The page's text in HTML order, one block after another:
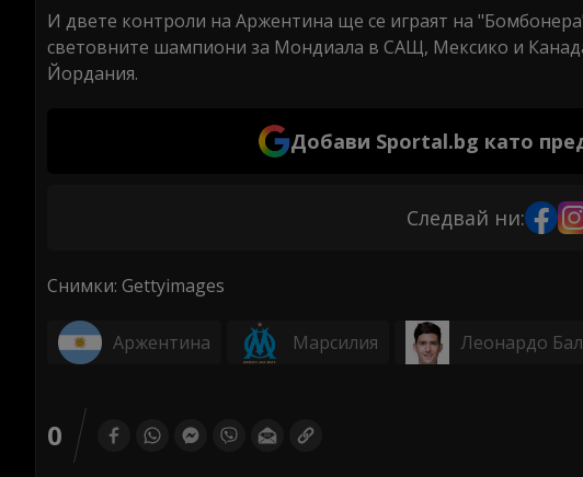
И двете контроли на Аржентина ще се играят на
световните шампиони за Мондиала в САЩ, Мексико и
Йордания.
Добави Sportal.bg като
Следвай ни:
Снимки: Gettyimages
Аржентина Марсилия Леонардо
0